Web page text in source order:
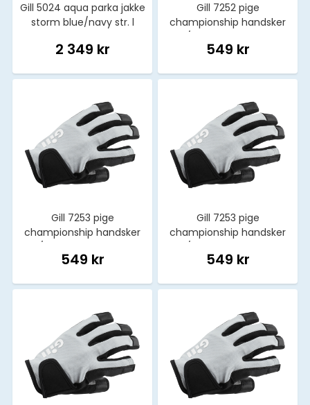
Gill 5024 aqua parka jakke
storm blue/navy str. l
2 349 kr
Gill 7252 pige
championship handsker
549 kr
Gill 7253 pige
championship handsker
549 kr
Gill 7253 pige
championship handsker
549 kr